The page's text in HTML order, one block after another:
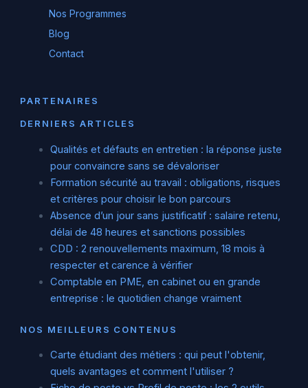
Nos Programmes
Blog
Contact
PARTENAIRES
DERNIERS ARTICLES
Qualités et défauts en entretien : la réponse juste
pour convaincre sans se dévaloriser
Formation sécurité au travail : obligations, risques
et critères pour choisir le bon parcours
Absence d’un jour sans justificatif : salaire retenu,
délai de 48 heures et sanctions possibles
CDD : 2 renouvellements maximum, 18 mois à
respecter et carence à vérifier
Comptable en PME, en cabinet ou en grande
entreprise : le quotidien change vraiment
NOS MEILLEURS CONTENUS
Carte étudiant des métiers : qui peut l'obtenir,
quels avantages et comment l'utiliser ?